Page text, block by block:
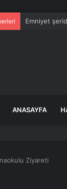
Emniyet
ANASAYFA
Ziyareti